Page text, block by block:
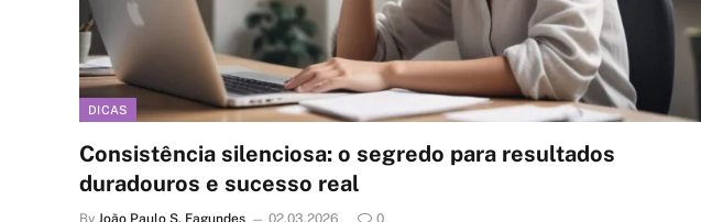
DICAS
Consistência silenciosa: o segredo para resultados
duradouros e sucesso real
By João Paulo S. Fagundes 02.03.2026 0